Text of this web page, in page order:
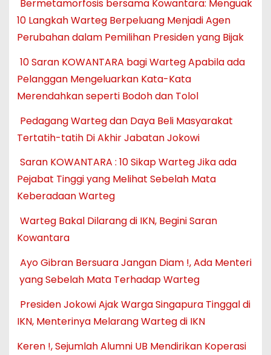
Bermetamorfosis bersama Kowantara: Menguak
10 Langkah Warteg Berpeluang Menjadi Agen
Perubahan dalam Pemilihan Presiden yang Bijak
10 Saran KOWANTARA bagi Warteg Apabila ada
Pelanggan Mengeluarkan Kata-Kata
Merendahkan seperti Bodoh dan Tolol
Pedagang Warteg dan Daya Beli Masyarakat
Tertatih-tatih Di Akhir Jabatan Jokowi
Saran KOWANTARA : 10 Sikap Warteg Jika ada
Pejabat Tinggi yang Melihat Sebelah Mata
Keberadaan Warteg
Warteg Bakal Dilarang di IKN, Begini Saran
Kowantara
Ayo Gibran Bersuara Jangan Diam !, Ada Menteri
yang Sebelah Mata Terhadap Warteg
Presiden Jokowi Ajak Warga Singapura Tinggal di
IKN, Menterinya Melarang Warteg di IKN
Keren !, Sejumlah Alumni UB Mendirikan Koperasi